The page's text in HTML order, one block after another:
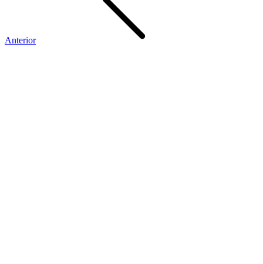
Anterior